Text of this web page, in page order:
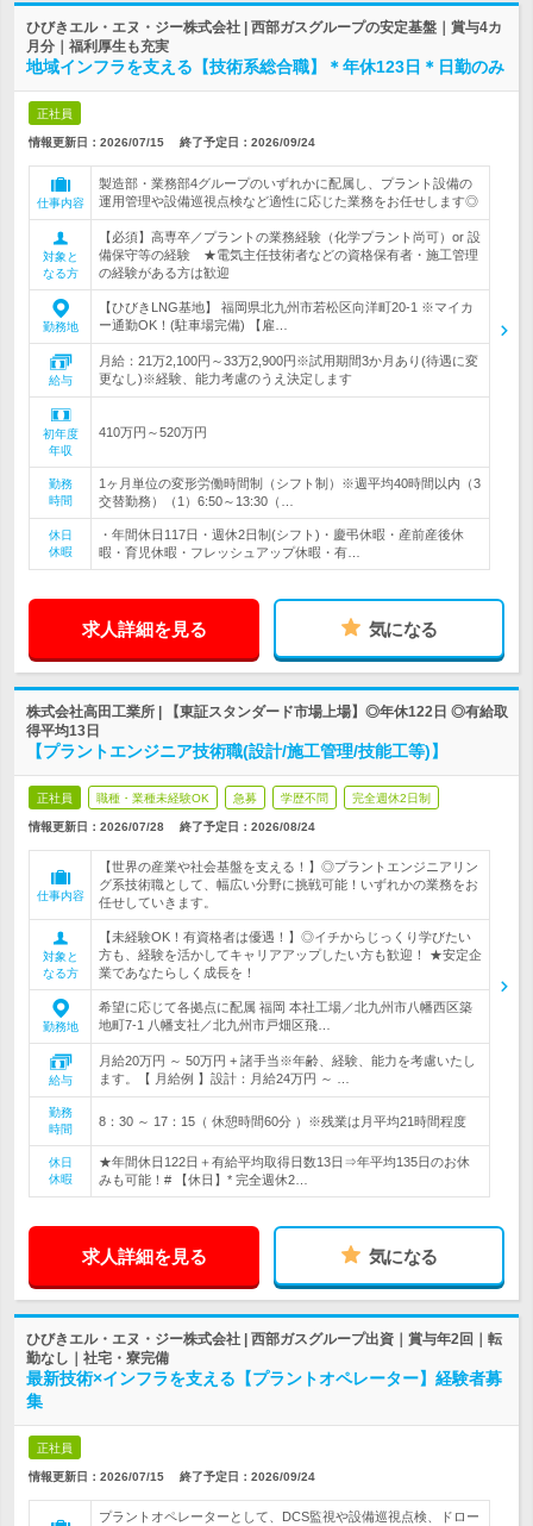
ひびきエル・エヌ・ジー株式会社 | 西部ガスグループの安定基盤｜賞与4カ
月分｜福利厚生も充実
地域インフラを支える【技術系総合職】＊年休123日＊日勤のみ
正社員
情報更新日：2026/07/15 終了予定日： 2026/09/24
仕事内容
製造部・業務部4グループのいずれかに配属し、プラント設備の
運用管理や設備巡視点検など適性に応じた業務をお任せします◎
対象と
なる方
【必須】高専卒／プラントの業務経験（化学プラント尚可）or 設
備保守等の経験 ★電気主任技術者などの資格保有者・施工管理
の経験がある方は歓迎
勤務地
【ひびきLNG基地】 福岡県北九州市若松区向洋町20-1 ※マイカ
ー通勤OK！(駐車場完備) 【雇…
給与
月給：21万2,100円～33万2,900円※試用期間3か月あり(待遇に変
更なし)※経験、能力考慮のうえ決定します
初年度
年収
410万円～520万円
勤務
時間
1ヶ月単位の変形労働時間制（シフト制）※週平均40時間以内（3
交替勤務）（1）6:50～13:30（…
休日
休暇
・年間休日117日・週休2日制(シフト)・慶弔休暇・産前産後休
暇・育児休暇・フレッシュアップ休暇・有…
求人詳細を見る 気になる
株式会社高田工業所 | 【東証スタンダード市場上場】◎年休122日 ◎有給取
得平均13日
【プラントエンジニア技術職(設計/施工管理/技能工等)】
正社員 職種・業種未経験OK 急募 学歴不問 完全週休2日制
情報更新日：2026/07/28 終了予定日： 2026/08/24
仕事内容
【世界の産業や社会基盤を支える！】◎プラントエンジニアリン
グ系技術職として、幅広い分野に挑戦可能！いずれかの業務をお
任せしていきます。
対象と
なる方
【未経験OK！有資格者は優遇！】◎イチからじっくり学びたい
方も、経験を活かしてキャリアアップしたい方も歓迎！ ★安定企
業であなたらしく成長を！
勤務地
希望に応じて各拠点に配属 福岡 本社工場／北九州市八幡西区築
地町7-1 八幡支社／北九州市戸畑区飛…
給与
月給20万円 ～ 50万円 + 諸手当※年齢、経験、能力を考慮いたし
ます。【 月給例 】設計：月給24万円 ～ …
勤務
時間
8：30 ～ 17：15（ 休憩時間60分 ）※残業は月平均21時間程度
休日
休暇
★年間休日122日＋有給平均取得日数13日⇒年平均135日のお休
みも可能！# 【休日】* 完全週休2…
求人詳細を見る 気になる
ひびきエル・エヌ・ジー株式会社 | 西部ガスグループ出資｜賞与年2回｜転
勤なし｜社宅・寮完備
最新技術×インフラを支える【プラントオペレーター】経験者募
集
正社員
情報更新日：2026/07/15 終了予定日： 2026/09/24
プラントオペレーターとして、DCS監視や設備巡視点検、ドロー